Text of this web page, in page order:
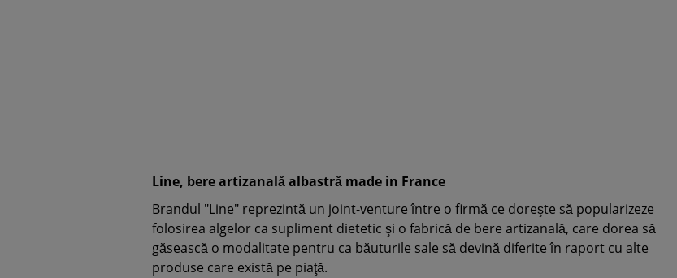
Line, bere artizanală albastră made in France
Brandul "Line" reprezintă un joint-venture între o firmă ce doreşte să popularizeze
folosirea algelor ca supliment dietetic şi o fabrică de bere artizanală, care dorea să
găsească o modalitate pentru ca băuturile sale să devină diferite în raport cu alte
produse care există pe piaţă.